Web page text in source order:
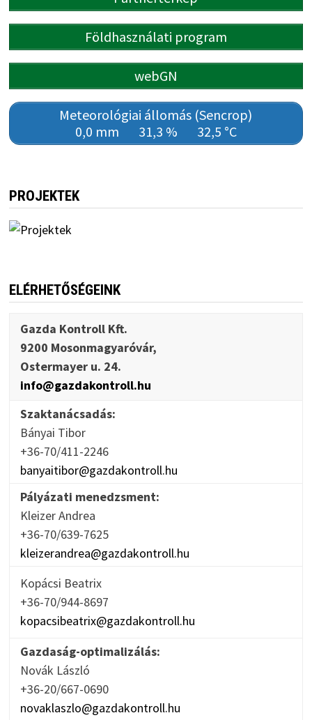
Földhasználati program
webGN
Meteorológiai állomás (Sencrop)
0,0 mm
31,3 % 32,5 °C
PROJEKTEK
ELÉRHETŐSÉGEINK
Gazda Kontroll Kft.
9200 Mosonmagyaróvár,
Ostermayer u. 24.
info@gazdakontroll.hu
Szaktanácsadás:
Bányai Tibor
+36-70/411-2246
banyaitibor@gazdakontroll.hu
Pályázati menedzsment:
Kleizer Andrea
+36-70/639-7625
kleizerandrea@gazdakontroll.hu
Kopácsi Beatrix
+36-70/944-8697
kopacsibeatrix@gazdakontroll.hu
Gazdaság-optimalizálás:
Novák László
+36-20/667-0690
novaklaszlo@gazdakontroll.hu